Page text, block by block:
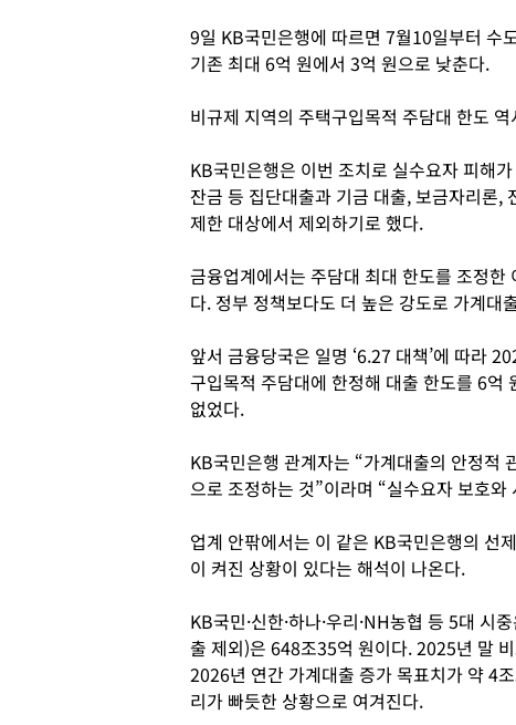
9일 KB국민은행에 따르면 7월10일부터 수
기존 최대 6억 원에서 3억 원으로 낮춘다.
비규제 지역의 주택구입목적 주담대 한도
KB국민은행은 이번 조치로 실수요자 피해
잔금 등 집단대출과 기금 대출, 보금자리론,
제한 대상에서 제외하기로 했다.
금융업계에서는 주담대 최대 한도를 조정
다. 정부 정책보다도 더 높은 강도로 가계대
앞서 금융당국은 일명 ‘6.27 대책’에 따라
구입목적 주담대에 한정해 대출 한도를 6억
없었다.
KB국민은행 관계자는 “가계대출의 안정적
으로 조정하는 것”이라며 “실수요자 보호
업계 안팎에서는 이 같은 KB국민은행의 선
이 켜진 상황이 있다는 해석이 나온다.
KB국민·신한·하나·우리·NH농협 등 5대 시
출 제외)은 648조35억 원이다. 2025년 말
2026년 연간 가계대출 증가 목표치가 약 4
리가 빠듯한 상황으로 여겨진다.